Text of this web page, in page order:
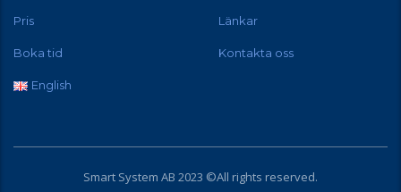
Pris Länkar
Boka tid Kontakta oss
English
Smart System AB 2023 ©All rights reserved.